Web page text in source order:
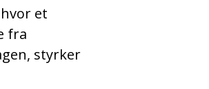
et
fra
styrker